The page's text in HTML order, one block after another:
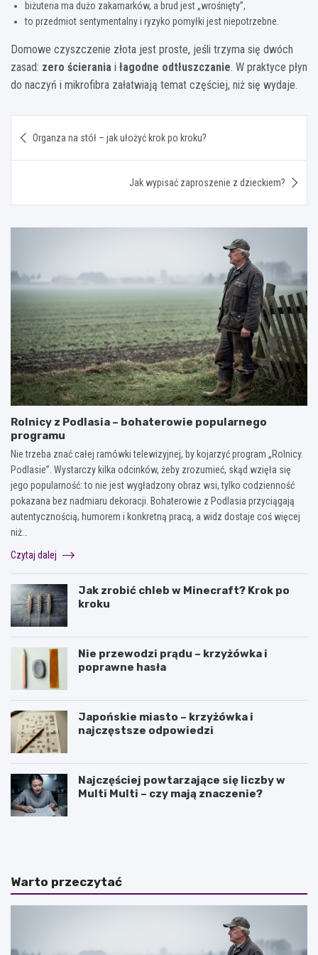
biżuteria ma dużo zakamarków, a brud jest „wrośnięty”,
to przedmiot sentymentalny i ryzyko pomyłki jest niepotrzebne.
Domowe czyszczenie złota jest proste, jeśli trzyma się dwóch
zasad: zero ścierania i łagodne odtłuszczanie. W praktyce płyn
do naczyń i mikrofibra załatwiają temat częściej, niż się wydaje.
wpisu
Organza na stół – jak ułożyć krok po kroku?
Jak wypisać zaproszenie z dzieckiem?
Rolnicy z Podlasia – bohaterowie popularnego
programu
Nie trzeba znać całej ramówki telewizyjnej, by kojarzyć program „Rolnicy.
Podlasie”. Wystarczy kilka odcinków, żeby zrozumieć, skąd wzięła się
jego popularność: to nie jest wygładzony obraz wsi, tylko codzienność
pokazana bez nadmiaru dekoracji. Bohaterowie z Podlasia przyciągają
autentycznością, humorem i konkretną pracą, a widz dostaje coś więcej
niż…
Czytaj dalej
Jak zrobić chleb w Minecraft? Krok po
kroku
Nie przewodzi prądu – krzyżówka i
poprawne hasła
Japońskie miasto – krzyżówka i
najczęstsze odpowiedzi
Najczęściej powtarzające się liczby w
Multi Multi – czy mają znaczenie?
J
s
ą
n
w
O
k
z
o
g
Warto przeczytać